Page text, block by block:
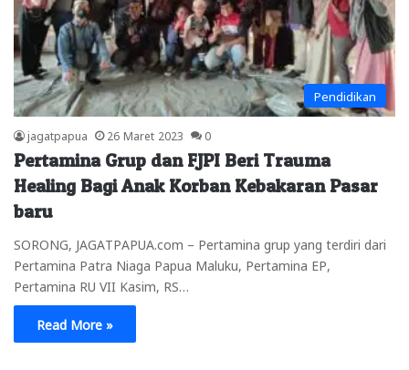
Pendidikan
jagatpapua 26 Maret 2023 0
Pertamina Grup dan FJPI Beri Trauma
Healing Bagi Anak Korban Kebakaran Pasar
baru
SORONG, JAGATPAPUA.com – Pertamina grup yang terdiri dari
Pertamina Patra Niaga Papua Maluku, Pertamina EP,
Pertamina RU VII Kasim, RS…
Read More »